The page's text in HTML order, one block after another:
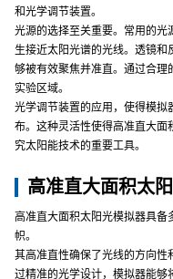
和光学调节装置。
光源的选择至关重要。常用的光
生接近太阳光谱的光线。透镜
够被有效聚焦并准直。通过合理
实验区域。
光学调节装置的应用，使得模拟
布。这种灵活性使得高准直大面
究太阳能技术的重要工具。
高准直大面积太
高准直大面积太阳光模拟器具
帜。
其高准直性确保了光线的方向性
过精准的光学设计，模拟器能够